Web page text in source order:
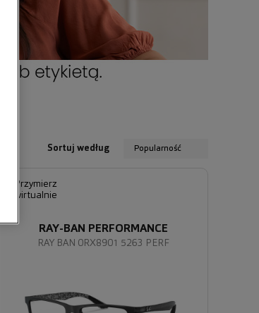
Sortuj według Popularność
Przymierz
wirtualnie
RAY BAN 0RX8901 5263 PERF
RAY-BAN PERFORMANCE